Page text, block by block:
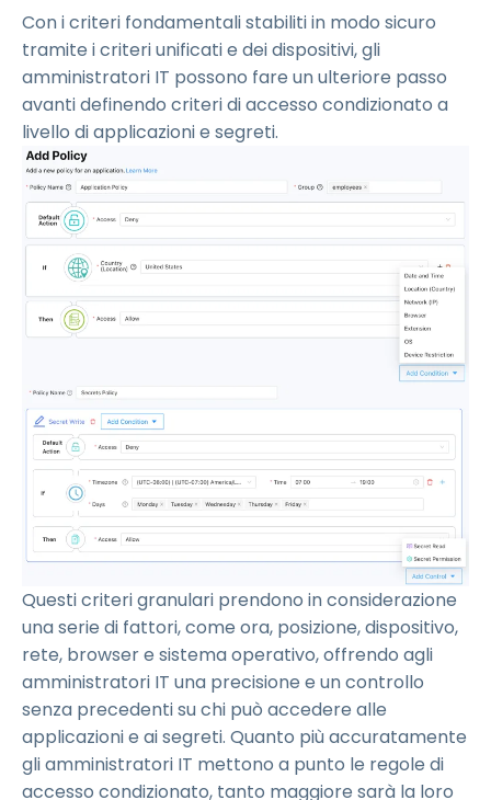
Con i criteri fondamentali stabiliti in modo sicuro
tramite i criteri unificati e dei dispositivi, gli
amministratori IT possono fare un ulteriore passo
avanti definendo criteri di accesso condizionato a
livello di applicazioni e segreti.
Questi criteri granulari prendono in considerazione
una serie di fattori, come ora, posizione, dispositivo,
rete, browser e sistema operativo, offrendo agli
amministratori IT una precisione e un controllo
senza precedenti su chi può accedere alle
applicazioni e ai segreti. Quanto più accuratamente
gli amministratori IT mettono a punto le regole di
accesso condizionato, tanto maggiore sarà la loro